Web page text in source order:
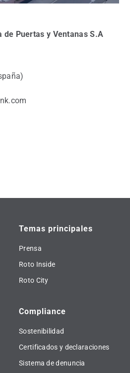
de Puertas y VentanasS.A
Temas principales
Prensa
Roto Inside
Roto City
Compliance
Sostenibilidad
Certificados y declaraciones
Sistema de denuncia